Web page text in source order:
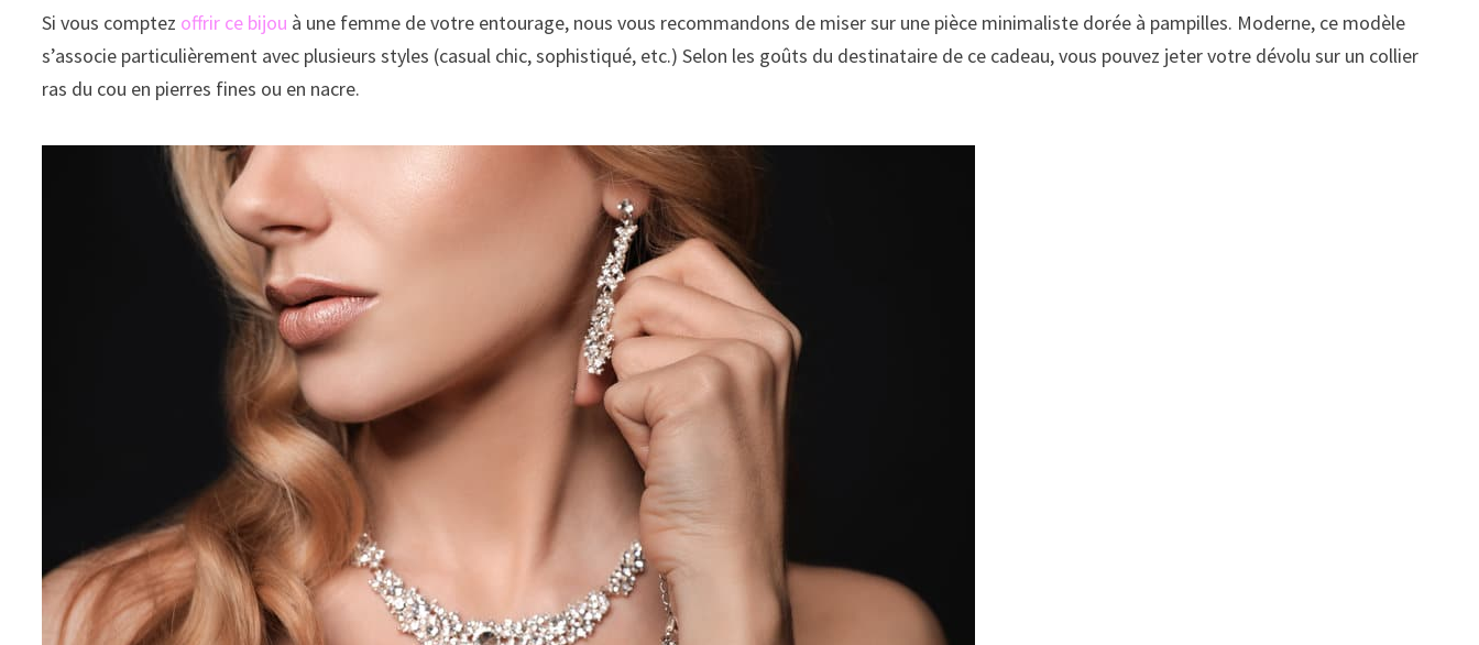
Si vous comptez offrir ce bijou à une femme de votre entourage, nous vous recommandons de miser sur une pièce minimaliste dorée à pampilles. Moderne, ce modèle
s’associe particulièrement avec plusieurs styles (casual chic, sophistiqué, etc.) Selon les goûts du destinataire de ce cadeau, vous pouvez jeter votre dévolu sur un collier
ras du cou en pierres fines ou en nacre.